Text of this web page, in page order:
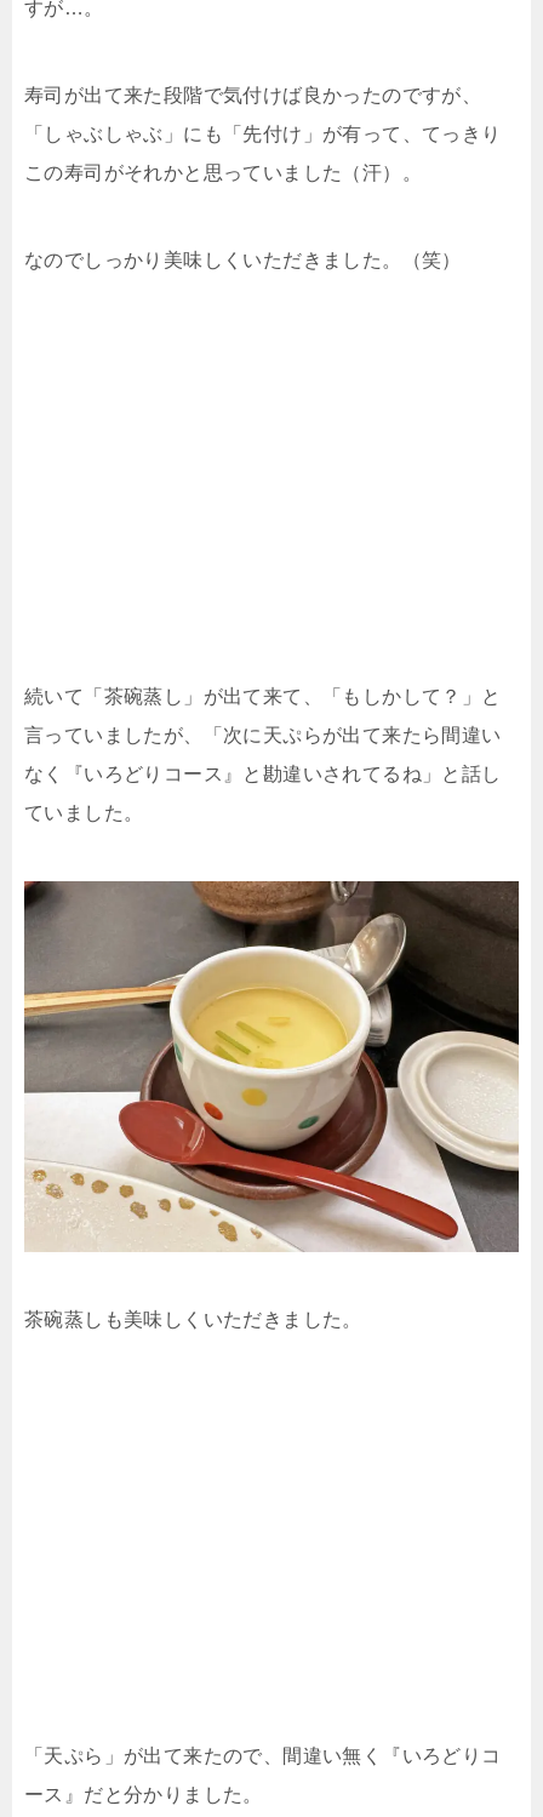
すが…。
寿司が出て来た段階で気付けば良かったのですが、
「しゃぶしゃぶ」にも「先付け」が有って、てっきり
この寿司がそれかと思っていました（汗）。
なのでしっかり美味しくいただきました。（笑）
続いて「茶碗蒸し」が出て来て、「もしかして？」と
言っていましたが、「次に天ぷらが出て来たら間違い
なく『いろどりコース』と勘違いされてるね」と話し
ていました。
茶碗蒸しも美味しくいただきました。
「天ぷら」が出て来たので、間違い無く『いろどりコ
ース』だと分かりました。